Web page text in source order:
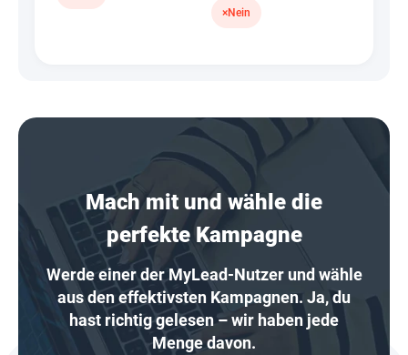
×Nein
Mach mit und wähle die
perfekte Kampagne
Werde einer der MyLead-Nutzer und wähle
aus den effektivsten Kampagnen. Ja, du
hast richtig gelesen – wir haben jede
Menge davon.